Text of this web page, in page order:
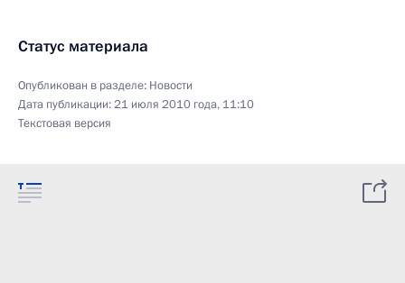
Статус материала
Опубликован в разделе: Новости
Дата публикации:21 июля 2010 года, 11:10
Текстовая версия